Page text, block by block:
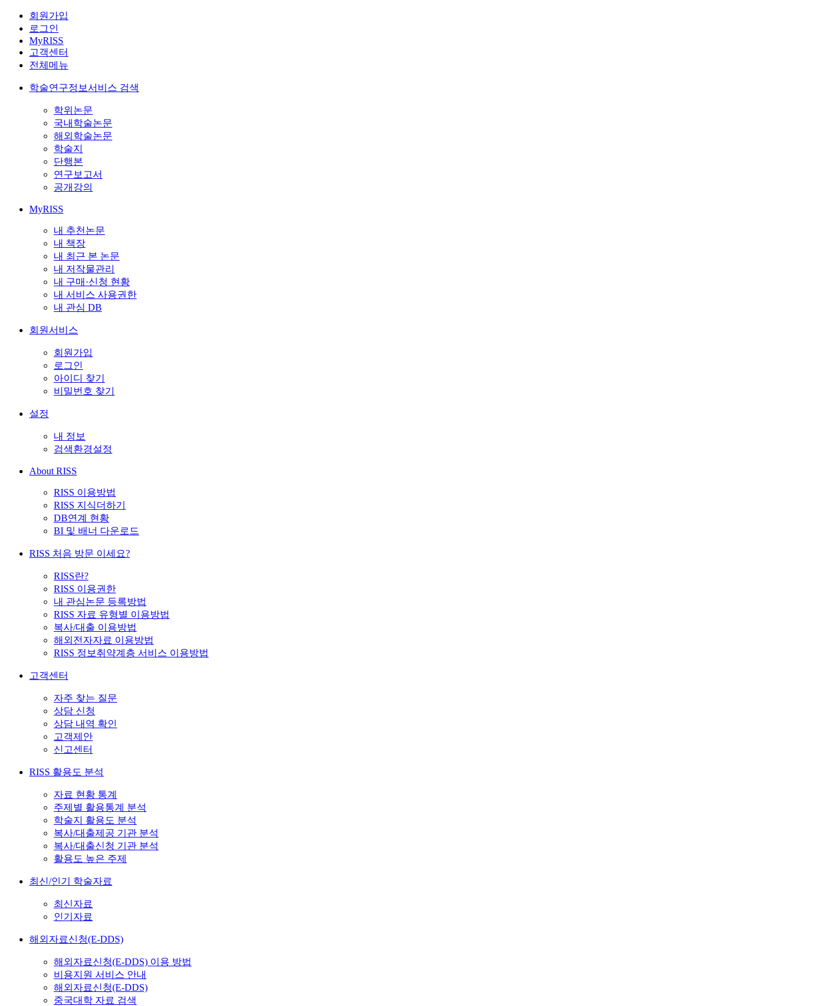
회원가입
로그인
MyRISS
고객센터
전체메뉴
학술연구정보서비스 검색
학위논문
국내학술논문
해외학술논문
학술지
단행본
연구보고서
공개강의
MyRISS
내 추천논문
내 책장
내 최근 본 논문
내 저작물관리
내 구매·신청 현황
내 서비스 사용권한
내 관심 DB
회원서비스
회원가입
로그인
아이디 찾기
비밀번호 찾기
설정
내 정보
검색환경설정
About RISS
RISS 이용방법
RISS 지식더하기
DB연계 현황
BI 및 배너 다운로드
RISS 처음 방문 이세요?
RISS란?
RISS 이용권한
내 관심논문 등록방법
RISS 자료 유형별 이용방법
복사/대출 이용방법
해외전자자료 이용방법
RISS 정보취약계층 서비스 이용방법
고객센터
자주 찾는 질문
상담 신청
상담 내역 확인
고객제안
신고센터
RISS 활용도 분석
자료 현황 통계
주제별 활용통계 분석
학술지 활용도 분석
복사/대출제공 기관 분석
복사/대출신청 기관 분석
활용도 높은 주제
최신/인기 학술자료
최신자료
인기자료
해외자료신청(E-DDS)
해외자료신청(E-DDS) 이용 방법
비용지원 서비스 안내
해외자료신청(E-DDS)
중국대학 자료 검색